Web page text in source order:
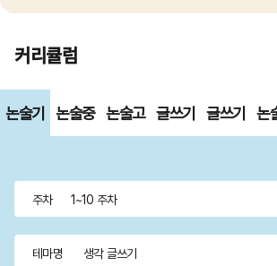
커리큘럼
논술기
학년)
논술중
학년)
논술고
학년)
글쓰기 글쓰기 논
주차 1~10 주차
테마명 생각 글쓰기